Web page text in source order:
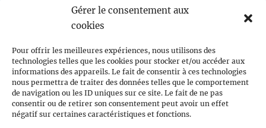
Gérer le consentement aux
cookies
Pour offrir les meilleures expériences, nous utilisons des
technologies telles que les cookies pour stocker et/ou accéder aux
informations des appareils. Le fait de consentir à ces technologies
nous permettra de traiter des données telles que le comportement
de navigation ou les ID uniques sur ce site. Le fait de ne pas
consentir ou de retirer son consentement peut avoir un effet
négatif sur certaines caractéristiques et fonctions.
Plan du site
Accueil